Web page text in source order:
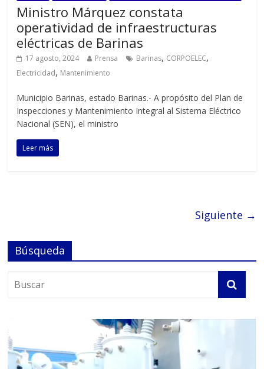
Ministro Márquez constata
operatividad de infraestructuras
eléctricas de Barinas
17 agosto, 2024 Prensa Barinas, CORPOELEC,
Electricidad, Mantenimiento
Municipio Barinas, estado Barinas.- A propósito del Plan de
Inspecciones y Mantenimiento Integral al Sistema Eléctrico
Nacional (SEN), el ministro
Leer más
Siguiente →
Búsqueda